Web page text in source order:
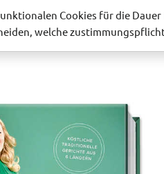
Cookies für die
welche